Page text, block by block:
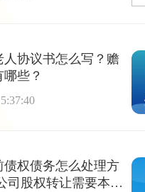
人协议书怎么写？赡
些？
债权债务怎么处理方
司股权转让需要本人